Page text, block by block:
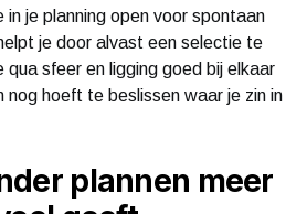
je planning open voor spontaan
je door alvast een selectie te
qua sfeer en ligging goed bij elkaar
nog hoeft te beslissen waar je zin in
plannen meer